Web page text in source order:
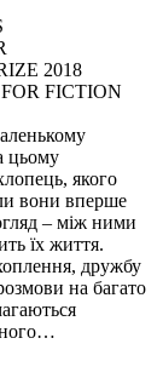
2018
FICTION
цьому
якого
вони вперше
– між ними
їх життя.
дружбу
на багато